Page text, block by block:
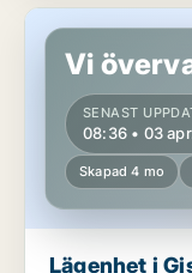
Lägenhet i Gislaved,
Vi
SENAST
08:36 • 03
Skapad 4 mo
Lägenhet i